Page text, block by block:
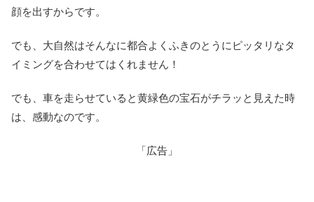
顔を出すからです。
でも、大自然はそんなに都合よくふきのとうにピッタリなタ
イミングを合わせてはくれません！
でも、車を走らせていると黄緑色の宝石がチラッと見えた時
は、感動なのです。
「広告」